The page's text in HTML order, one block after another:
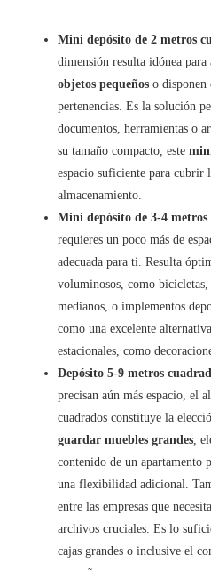
Mini depósito de 2 metros
dimensión resulta idónea para
objetos pequeños o disponen
pertenencias. Es la solución
documentos, herramientas o
su tamaño compacto, este
espacio suficiente para cubrir
almacenamiento.
Mini depósito de 3-4
requieres un poco más de
adecuada para ti. Resulta
voluminosos, como bicicletas,
medianos, o implementos
como una excelente
estacionales, como
Depósito 5-9 metros
precisan aún más espacio, el
cuadrados constituye la
guardar muebles grandes,
contenido de un apartamento
una flexibilidad adicional.
entre las empresas que
archivos cruciales. Es lo
cajas grandes o inclusive el